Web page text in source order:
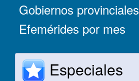
Gobiernos provinciales
Efemérides por mes
Especiales